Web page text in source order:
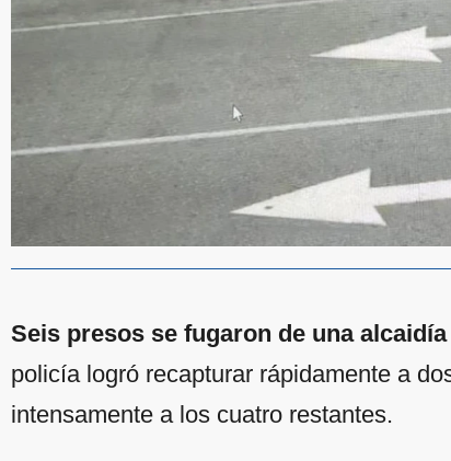
Seis presos se fugaron de una alcaidía
policía logró recapturar rápidamente a
intensamente a los cuatro restantes.